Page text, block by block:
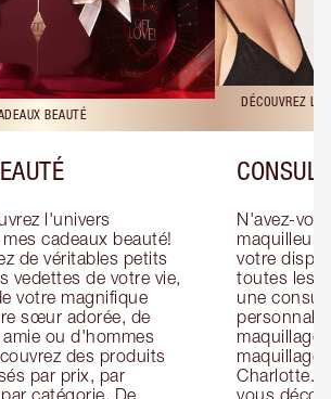
BEAUTÉ
l'univers
cadeaux beauté!
de véritables petits
vedettes de votre vie,
votre magnifique
sœur adorée, de
ou d'hommes
des produits
par prix, par
DÉCOUVREZ
N'avez-
maquilleur
votre
toutes les
une
maquillage
maquillage
Charlotte.